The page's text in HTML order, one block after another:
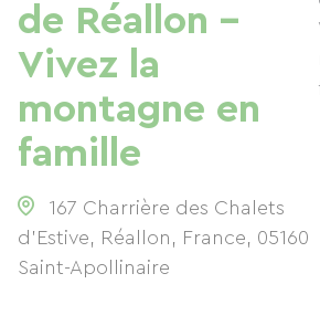
de Réallon -
Vivez la
montagne en
famille
167 Charrière des Chalets
d'Estive, Réallon, France, 05160
Saint-Apollinaire